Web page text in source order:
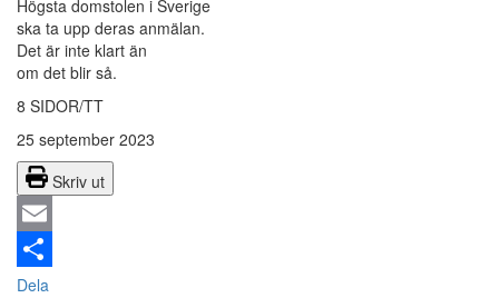
Högsta domstolen i Sverige
ska ta upp deras anmälan.
Det är inte klart än
om det blir så.
8 SIDOR/TT
25 september 2023
Skriv ut
Email
Dela